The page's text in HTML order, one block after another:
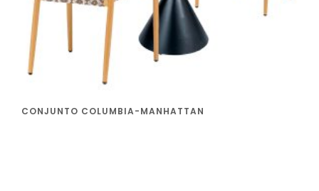
CONJUNTO COLUMBIA-MANHATTAN